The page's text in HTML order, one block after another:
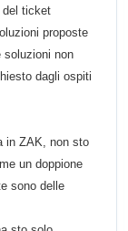
del ticket
proposte
soluzioni non
dagli ospiti
in ZAK, non sto
un doppione
sono delle